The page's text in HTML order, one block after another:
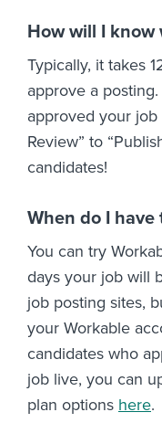
How will I know
Typically, it takes
approve a
approved your job
Review” to
candidates!
When do I have
You can try
days your job will
job posting sites,
your Workable
candidates who
job live, you can
plan options here.